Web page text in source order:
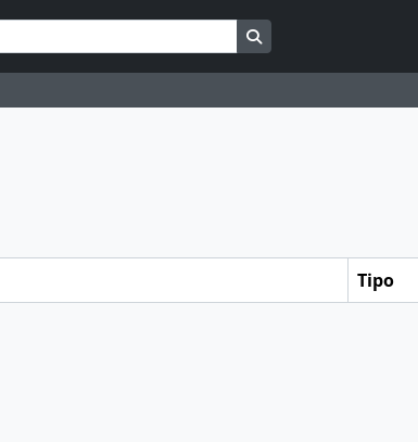
Busque na página de
Tipo